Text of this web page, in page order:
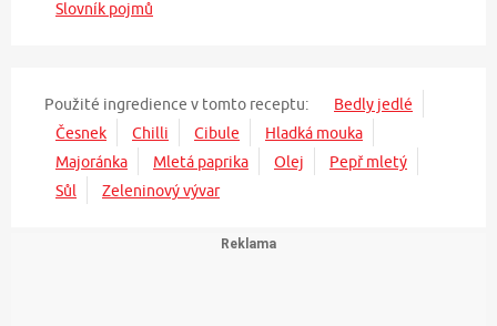
Slovník pojmů
Použité ingredience v tomto receptu:
Bedly jedlé
Česnek
Chilli Cibule
Hladká mouka
Majoránka
Mletá paprika Olej
Pepř mletý
Sůl
Zeleninový vývar